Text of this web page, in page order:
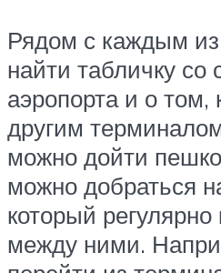
Рядом с каждым
найти табличку со
аэропорта и о том,
другим
можно дойти
можно добраться
который регулярно
между ними.